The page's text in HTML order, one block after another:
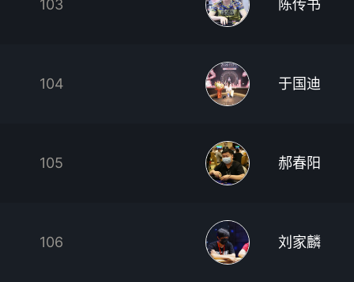
103 陈传书
104 于国迪
105 郝春阳
106 刘家麟